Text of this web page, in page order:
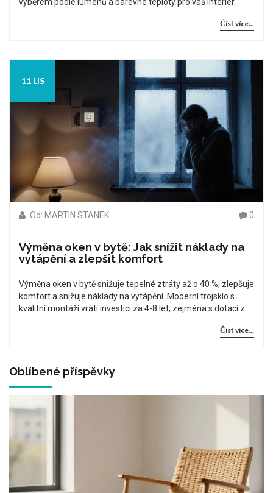
Číst více...
11 LIS
Od: MARTIN STANEK 0
Výměna oken v bytě: Jak snížit náklady na
vytápění a zlepšit komfort
Výměna oken v bytě snižuje tepelné ztráty až o 40 %, zlepšuje
komfort a snižuje náklady na vytápění. Moderní trojsklo s
kvalitní montáží vrátí investici za 4-8 let, zejména s dotací z
Číst více...
Oblíbené příspěvky